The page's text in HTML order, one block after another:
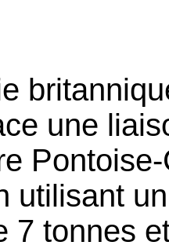
une
utilisant
7 tonnes